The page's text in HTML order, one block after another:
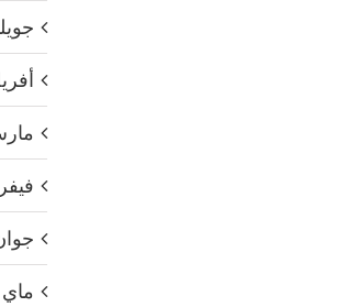
جويلية
أفريل
مارس
فيفري
جوان
ماي 2022 (4)